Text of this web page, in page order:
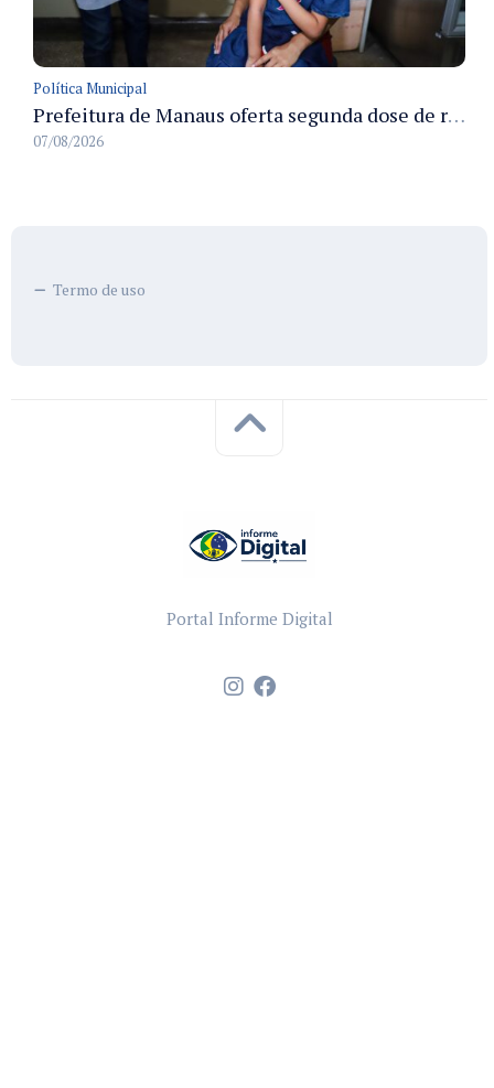
Política Municipal
Prefeitura de Manaus oferta segunda dose de reforço da vacina contra a poliomielite para crianças de 4 anos durante Campanha de Multivacinação 2026
07/08/2026
Termo de uso
Portal Informe Digital